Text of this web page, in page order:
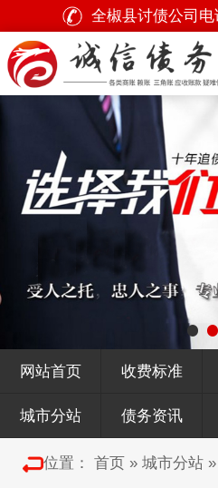
全椒县讨债公司电
网站首页 收费标准
城市分站 债务资讯
位置： 首页» 城市分站»